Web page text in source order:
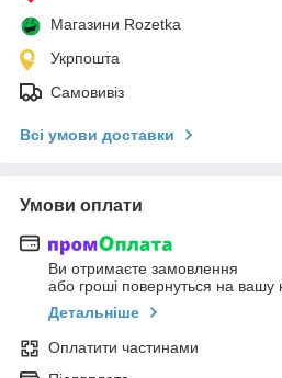
Магазини Rozetka
Укрпошта
Самовивіз
Всі умови доставки
Умови оплати
Ви отримаєте замовлення
або гроші повернуться на вашу
Детальніше
Оплатити частинами